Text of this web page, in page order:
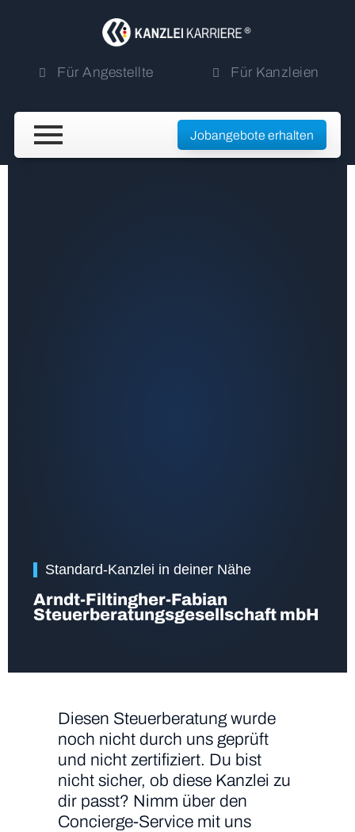
Für Angestellte Für Kanzleien
Jobangebote erhalten
Standard-Kanzlei in deiner Nähe
Arndt-Filtingher-Fabian
Steuerberatungsgesellschaft mbH
Diesen Steuerberatung wurde
noch nicht durch uns geprüft
und nicht zertifiziert. Du bist
nicht sicher, ob diese Kanzlei zu
dir passt? Nimm über den
Concierge-Service mit uns